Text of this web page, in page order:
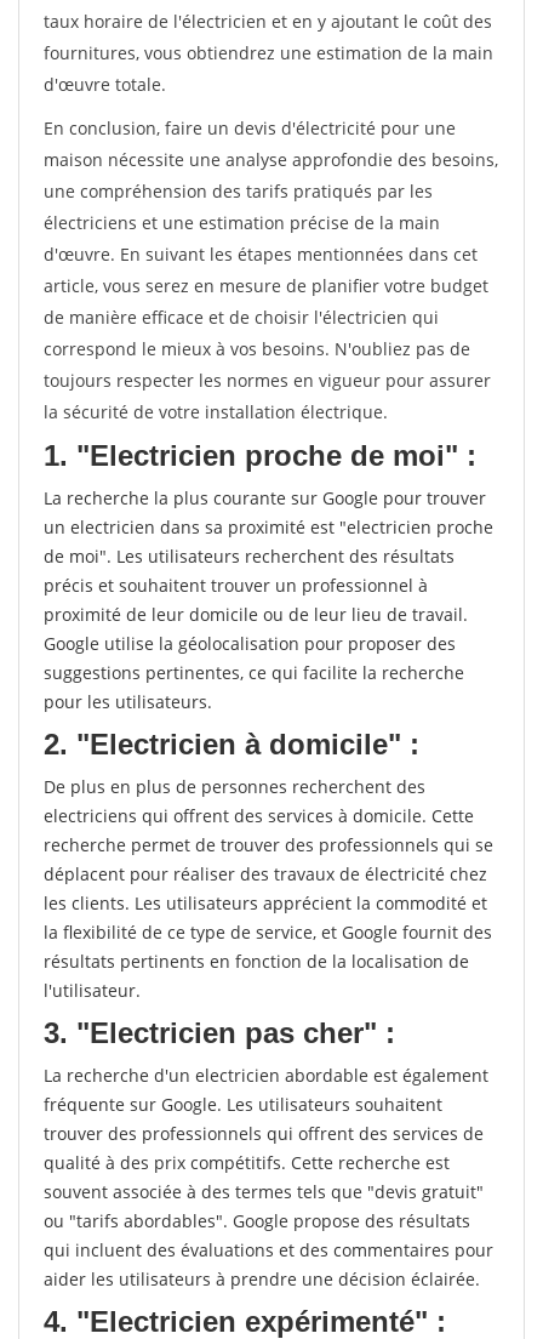
taux horaire de l'électricien et en y ajoutant le coût des
fournitures, vous obtiendrez une estimation de la main
d'œuvre totale.
En conclusion, faire un devis d'électricité pour une
maison nécessite une analyse approfondie des besoins,
une compréhension des tarifs pratiqués par les
électriciens et une estimation précise de la main
d'œuvre. En suivant les étapes mentionnées dans cet
article, vous serez en mesure de planifier votre budget
de manière efficace et de choisir l'électricien qui
correspond le mieux à vos besoins. N'oubliez pas de
toujours respecter les normes en vigueur pour assurer
la sécurité de votre installation électrique.
1. "Electricien proche de moi" :
La recherche la plus courante sur Google pour trouver
un electricien dans sa proximité est "electricien proche
de moi". Les utilisateurs recherchent des résultats
précis et souhaitent trouver un professionnel à
proximité de leur domicile ou de leur lieu de travail.
Google utilise la géolocalisation pour proposer des
suggestions pertinentes, ce qui facilite la recherche
pour les utilisateurs.
2. "Electricien à domicile" :
De plus en plus de personnes recherchent des
electriciens qui offrent des services à domicile. Cette
recherche permet de trouver des professionnels qui se
déplacent pour réaliser des travaux de électricité chez
les clients. Les utilisateurs apprécient la commodité et
la flexibilité de ce type de service, et Google fournit des
résultats pertinents en fonction de la localisation de
l'utilisateur.
3. "Electricien pas cher" :
La recherche d'un electricien abordable est également
fréquente sur Google. Les utilisateurs souhaitent
trouver des professionnels qui offrent des services de
qualité à des prix compétitifs. Cette recherche est
souvent associée à des termes tels que "devis gratuit"
ou "tarifs abordables". Google propose des résultats
qui incluent des évaluations et des commentaires pour
aider les utilisateurs à prendre une décision éclairée.
4. "Electricien expérimenté" :